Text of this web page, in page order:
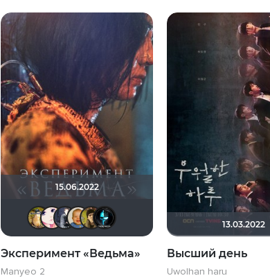
15.06.2022
Борька
Via ad inferos
don_exreo
maxx2035
electroHuk
Tematik
Эксперимент «Ведьма»
Manyeo 2
13.03.2022
Высший день
Uwolhan haru